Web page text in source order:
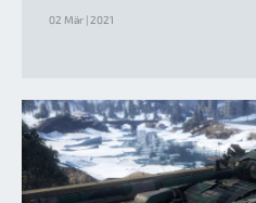
02 Mär | 2021